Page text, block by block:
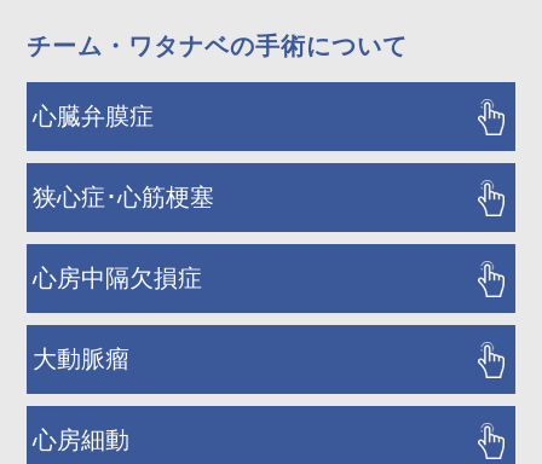
チーム・ワタナベの手術について
心臓弁膜症
狭心症･心筋梗塞
心房中隔欠損症
大動脈瘤
心房細動